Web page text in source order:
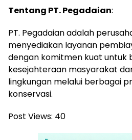
Tentang PT. Pegadaian:
PT. Pegadaian adalah
menyediakan layanan
dengan komitmen kuat untuk
kesejahteraan masyarakat
lingkungan melalui berbagai
konservasi.
Post Views: 40